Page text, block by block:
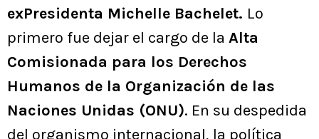
exPresidenta Michelle Bachelet. Lo
primero fue dejar el cargo de la Alta
Comisionada para los Derechos
Humanos de la Organización de las
Naciones Unidas (ONU). En su despedida
del organismo internacional, la política